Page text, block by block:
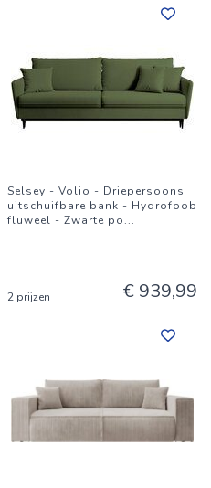
Selsey - Volio - Driepersoons
uitschuifbare bank - Hydrofoob
fluweel - Zwarte po...
2 prijzen € 939,99